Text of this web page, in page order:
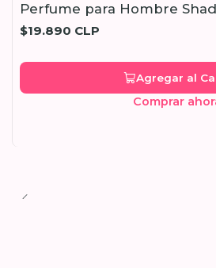
Perfume para Hombre
$19.890 CLP
Agregar al
Comprar